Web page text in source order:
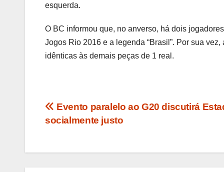
esquerda.
O BC informou que, no anverso, há dois
Jogos Rio 2016 e a legenda “Brasil”. Por sua
idênticas às demais peças de 1 real.
Navegação
Post
Evento paralelo ao G20 discutirá
socialmente justo